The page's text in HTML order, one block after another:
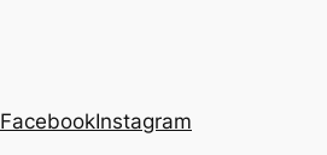
FacebookInstagram